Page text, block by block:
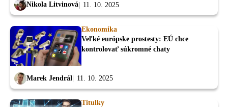
Nikola Litvinová 11. 10. 2025
Ekonomika
Veľké európske prostesty: EÚ chce
kontrolovať súkromné chaty
Marek Jendrál 11. 10. 2025
Titulky